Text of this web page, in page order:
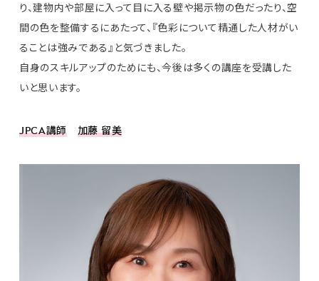
り、建物内や部屋に入って目に入る壁や掲示物の色だったり、空
間の色を整備するにあたって、『色彩について精通した人材がい
ることは強みである』と気づきました。
自身のスキルアップのためにも、今後は多くの講座を受講した
いと思います。
JPCA講師 加藤留美